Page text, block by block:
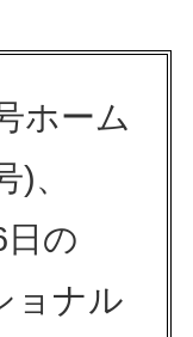
ホーム
)、
の
ョナル